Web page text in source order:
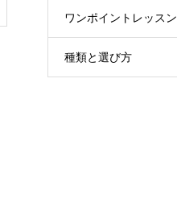
ワンポイントレッスン
種類と選び方